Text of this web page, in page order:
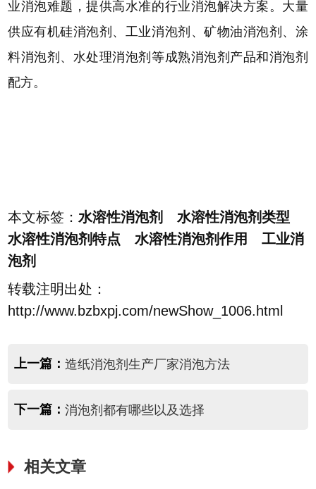
业消泡难题，提供高水准的行业消泡解决方案。大量
供应有机硅消泡剂、工业消泡剂、矿物油消泡剂、涂
料消泡剂、水处理消泡剂等成熟消泡剂产品和消泡剂
配方。
本文标签：水溶性消泡剂 水溶性消泡剂类型
水溶性消泡剂特点 水溶性消泡剂作用 工业消
泡剂
转载注明出处：
http://www.bzbxpj.com/newShow_1006.html
上一篇： 造纸消泡剂生产厂家消泡方法
下一篇： 消泡剂都有哪些以及选择
相关文章